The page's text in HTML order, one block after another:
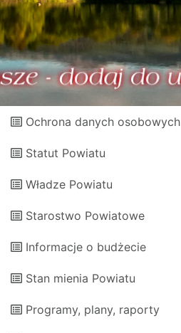
Ochrona danych osobowych
Statut Powiatu
Władze Powiatu
Starostwo Powiatowe
Informacje o budżecie
Stan mienia Powiatu
Programy, plany, raporty